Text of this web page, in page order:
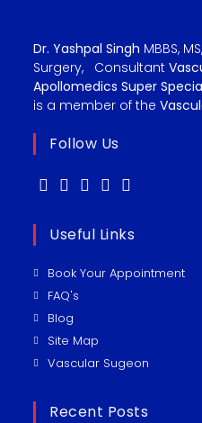
Dr. Yashpal Singh MBBS,
Surgery, Consultant
Apollomedics Super
is a member of the
Follow Us
Useful Links
Book Your Appointment
FAQ's
Blog
Site Map
Vascular Sugeon
Recent Posts